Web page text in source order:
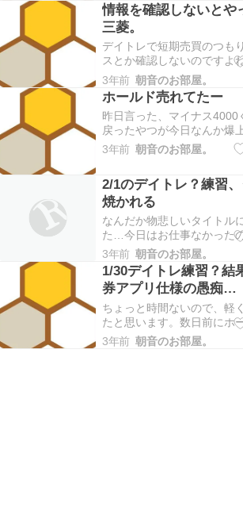
もって今日に挑みます。一
な…
情報を確認しないとや
三菱。
デイトレで短期売買のつも
スとか確認しないのですよ
ゃうしって。最近何回かや
あるのに気付かずインしち
数日ホールドしたやつはそ
れ、後から掲示板見て決算
んな銘柄買ってる…
3年前 朝音のお部屋。
ホールド売れてたー
昨日言った、マイナス
戻ったやつが今日なんか爆
さかもっと上で売れるとは
ば得したけど、なんか複雑
に上がったので、指した値
3年前 朝音のお部屋。
2/1のデイトレ？練習
焼かれる
なんだか物悲しいタイトル
た…今日はお仕事なかった
日です！タメニーの値動き
ニーに初参戦。プラス800
ク。それから、下がってる
い、ｱｰｯ！という間に焼かれ
´ω`ﾟ…
3年前 朝音のお部屋。
1/30デイトレ練習？結
券アプリ仕様の愚痴…
ちょっと時間ないので、軽
たと思います。数日前にホ
チ売り、その銘柄が売った
たので再インしました。後
3年前 朝音のお部屋。